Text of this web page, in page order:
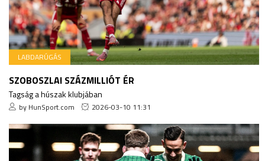
LABDARÚGÁS
SZOBOSZLAI SZÁZMILLIÓT ÉR
Tagság a húszak klubjában
by HunSport.com 2026-03-10 11:31